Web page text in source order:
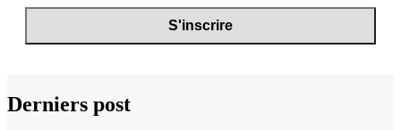
Derniers post